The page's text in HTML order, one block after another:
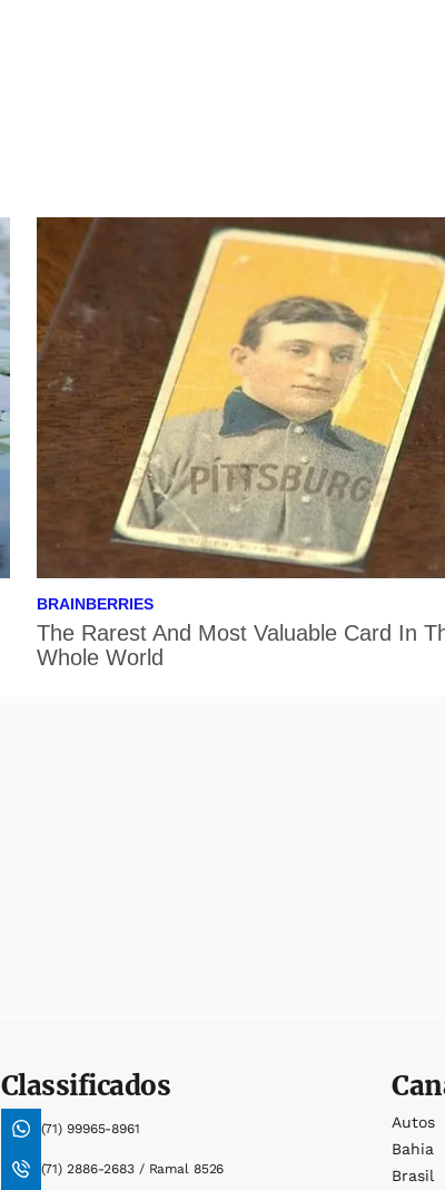
Classificados
(71) 99965-8961
(71) 2886-2683 / Ramal 8526
Autos
Bahia
Brasil